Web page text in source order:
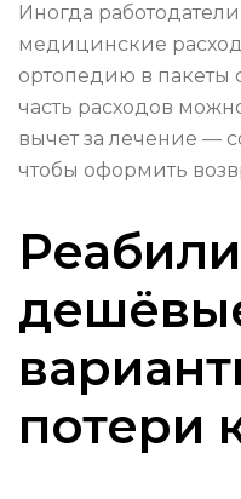
Иногда
медицинские
ортопедию в пакеты
часть расходов
вычет за лечение —
чтобы оформить
потери